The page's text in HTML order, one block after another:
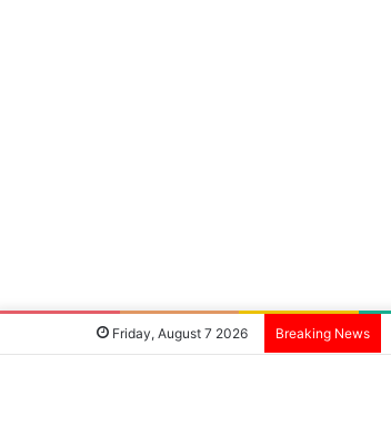
Friday, August 7 2026 Breaking News